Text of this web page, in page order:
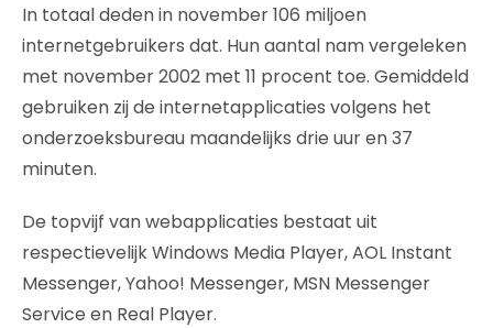
In totaal deden in november 106 miljoen
internetgebruikers dat. Hun aantal nam vergeleken
met november 2002 met 11 procent toe. Gemiddeld
gebruiken zij de internetapplicaties volgens het
onderzoeksbureau maandelijks drie uur en 37
minuten.
De topvijf van webapplicaties bestaat uit
respectievelijk Windows Media Player, AOL Instant
Messenger, Yahoo! Messenger, MSN Messenger
Service en Real Player.